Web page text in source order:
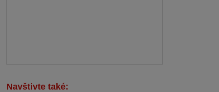
Navštivte také: